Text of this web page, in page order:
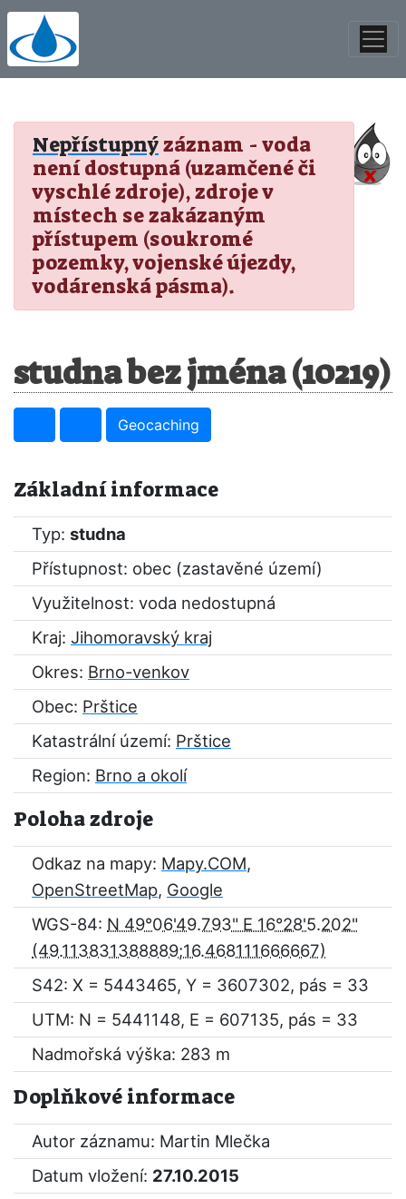
Nepřístupnýzáznam - voda
není dostupná (uzamčené či
vyschlé zdroje), zdroje v
místech se zakázaným
přístupem (soukromé
pozemky, vojenské újezdy,
vodárenská pásma).
studna bez jména (10219)
Geocaching
Základní informace
Typ: studna
Přístupnost: obec (zastavěné území)
Využitelnost: voda nedostupná
Kraj: Jihomoravský kraj
Okres: Brno-venkov
Obec: Prštice
Katastrální území: Prštice
Region: Brno a okolí
Poloha zdroje
Odkaz na mapy: Mapy.COM,
OpenStreetMap, Google
WGS-84: N 49°06'49.793" E 16°28'5.202"
S42: X = 5443465, Y = 3607302, pás = 33
UTM: N = 5441148, E = 607135, pás = 33
Nadmořská výška: 283 m
Doplňkové informace
Autor záznamu: Martin Mlečka
Datum vložení: 27.10.2015